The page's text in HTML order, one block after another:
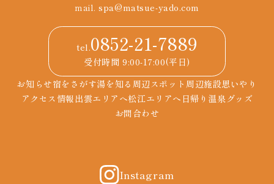
mail.spa@matsue-yado.com
tel.0852-21-7889
受付時間 9:00-17:00(平日)
お知らせ宿をさがす湯を知る 周辺スポット 周辺施設思いやり
アクセス情報出雲エリアへ松江エリアへ 日帰り温泉 グッズ
お問合わせ
Instagram